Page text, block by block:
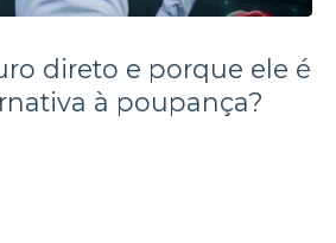
direto e porque ele é
à poupança?